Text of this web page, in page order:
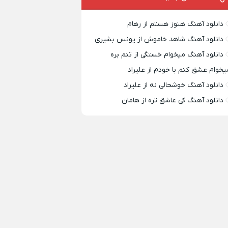
دانلود آهنگ هنوز هستم از رهام
دانلود آهنگ شاهد خاموش از یونس بشیری
دانلود آهنگ میخوام خستگی از تنم بره
عشق کنم با خودم از علیراد
دانلود آهنگ خوشحالی نه از علیراد
دانلود آهنگ کی عاشق تره از هامان